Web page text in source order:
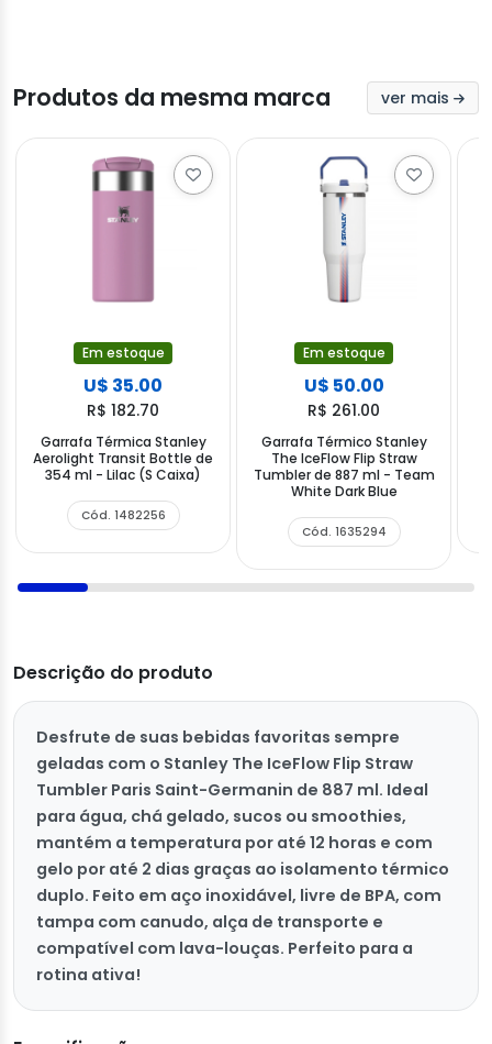
Produtos da mesma marca ver mais
Em estoque
U$ 35.00
R$ 182.70
Garrafa Térmica Stanley
Aerolight Transit Bottle de
354 ml - Lilac (S Caixa)
Cód. 1482256
Em estoque
U$ 50.00
R$ 261.00
Garrafa Térmico Stanley
The IceFlow Flip Straw
Tumbler de 887 ml - Team
White Dark Blue
Cód. 1635294
Descrição do produto
Desfrute de suas bebidas favoritas sempre
geladas com o Stanley The IceFlow Flip Straw
Tumbler Paris Saint-Germanin de 887 ml. Ideal
para água, chá gelado, sucos ou smoothies,
mantém a temperatura por até 12 horas e com
gelo por até 2 dias graças ao isolamento térmico
duplo. Feito em aço inoxidável, livre de BPA, com
tampa com canudo, alça de transporte e
compatível com lava-louças. Perfeito para a
rotina ativa!